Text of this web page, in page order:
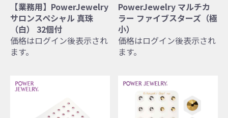
【業務用】PowerJewelry
サロンスペシャル 真珠
（白） 32個付
価格はログイン後表示され
ます。
PowerJewelry マルチカ
ラー ファイブスターズ（極
小）
価格はログイン後表示され
ます。